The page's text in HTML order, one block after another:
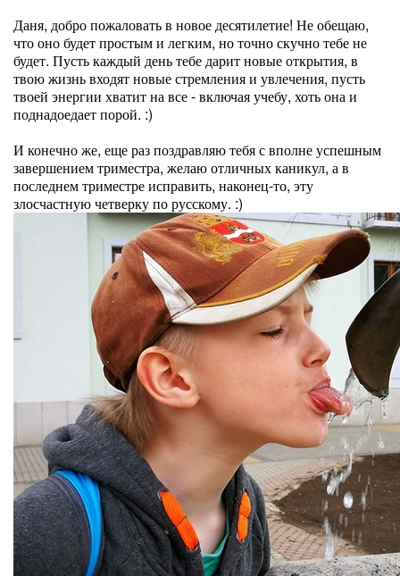
Даня, добро пожаловать в новое десятилетие! Не обещаю,
что оно будет простым и легким, но точно скучно тебе не
будет. Пусть каждый день тебе дарит новые открытия, в
твою жизнь входят новые стремления и увлечения, пусть
твоей энергии хватит на все - включая учебу, хоть она и
поднадоедает порой. :)
И конечно же, еще раз поздравляю тебя с вполне успешным
завершением триместра, желаю отличных каникул, а в
последнем триместре исправить, наконец-то, эту
злосчастную четверку по русскому. :)